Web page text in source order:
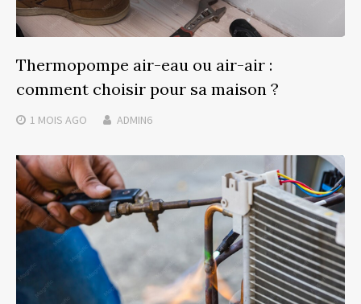
Thermopompe air-eau ou air-air :
comment choisir pour sa maison ?
1 MOIS AGO ADMIN6